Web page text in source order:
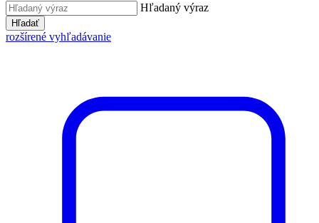
Hľadaný výraz
Hľadať
rozšírené vyhľadávanie